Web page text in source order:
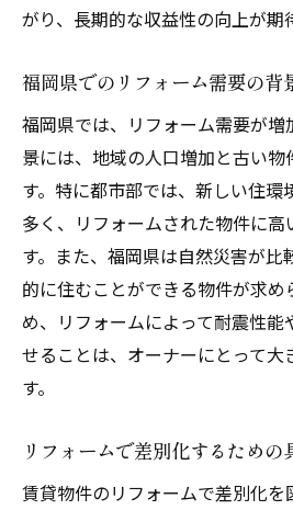
賃貸物件の魅力を引き出
福岡県の特性を活かした
古い設備を最新化！福岡県
ム実践法
設備最新化がもたらす
最新のリフォーム技術
コストパフォーマンス
実際のリフォーム事例
福岡県で利用可能なリ
快適性アップ！福岡県で賃
させるステップ
がり、長期的な収益性の向上が期
福岡県でのリフォーム需要の背
福岡県では、リフォーム需要が増
景には、地域の人口増加と古い物
す。特に都市部では、新しい住環
多く、リフォームされた物件に高
す。また、福岡県は自然災害が比
的に住むことができる物件が求め
め、リフォームによって耐震性能
せることは、オーナーにとって大
す。
リフォームで差別化するための
賃貸物件のリフォームで差別化